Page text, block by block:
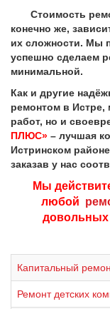
Стоимость
конечно же,
их сложности. Мы
успешно сделаем
минимальной.
Как и другие
ремонтом в Истре,
работ, но и
ПЛЮС» – лучшая
Истринском
заказав у нас
Мы
любой
довольных
Капитальный
Ремонт детских